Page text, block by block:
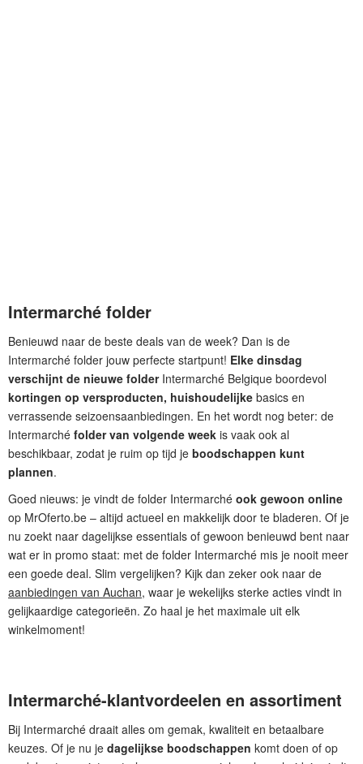
Intermarché folder
Benieuwd naar de beste deals van de week? Dan is de
Intermarché folder jouw perfecte startpunt! Elke dinsdag
verschijnt de nieuwe folderIntermarché Belgique boordevol
kortingen op versproducten, huishoudelijke basics en
verrassende seizoensaanbiedingen. En het wordt nog beter: de
Intermarché folder van volgende week is vaak ook al
beschikbaar, zodat je ruim op tijd je boodschappen kunt
plannen.
Goed nieuws: je vindt de folder Intermarché ook gewoon online
op MrOferto.be – altijd actueel en makkelijk door te bladeren. Of je
nu zoekt naar dagelijkse essentials of gewoon benieuwd bent naar
wat er in promo staat: met de folder Intermarché mis je nooit meer
een goede deal. Slim vergelijken? Kijk dan zeker ook naar de
aanbiedingen van Auchan, waar je wekelijks sterke acties vindt in
gelijkaardige categorieën. Zo haal je het maximale uit elk
winkelmoment!
Intermarché-klantvordeelen en assortiment
Bij Intermarché draait alles om gemak, kwaliteit en betaalbare
keuzes. Of je nu je dagelijkse boodschappen komt doen of op